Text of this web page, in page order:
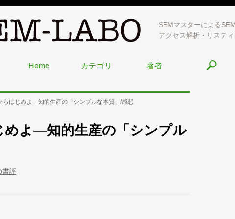
SEMマスターによる
アクセス解析・リステ
Home カテゴリ 著者
らはじめよ―知的生産の「シンプルな本質」/感想
めよ―知的生産の「シンプル
書評